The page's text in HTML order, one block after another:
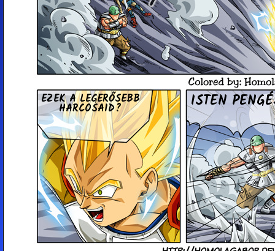
EZEK A LEG­ERŐ­SEBB
HAR­CO­SA­ID? ISTEN